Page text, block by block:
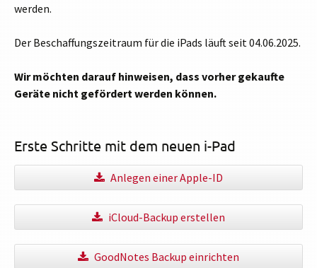
werden.
Der Beschaffungszeitraum für die iPads läuft seit 04.06.2025.
Wir möchten darauf hinweisen, dass vorher gekaufte
Geräte nicht gefördert werden können.
Erste Schritte mit dem neuen i-Pad
Anlegen einer Apple-ID
iCloud-Backup erstellen
GoodNotes Backup einrichten